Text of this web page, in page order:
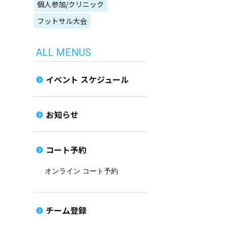
個人参加/クリニック
フットサル大会
ALL MENUS
イベント スケジュール
お知らせ
コート予約
オンライン コート予約
チーム登録